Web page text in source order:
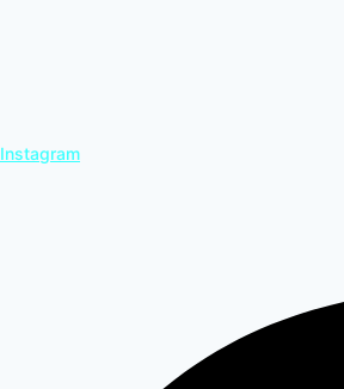
Instagram